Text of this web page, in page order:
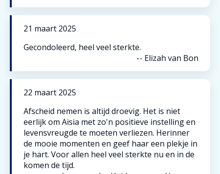
21 maart 2025
Gecondoleerd, heel veel sterkte.
-- Elizah van Bon
22 maart 2025
Afscheid nemen is altijd droevig. Het is niet
eerlijk om Aisia met zo'n positieve instelling en
levensvreugde te moeten verliezen. Herinner
de mooie momenten en geef haar een plekje in
je hart. Voor allen heel veel sterkte nu en in de
komen de tijd.